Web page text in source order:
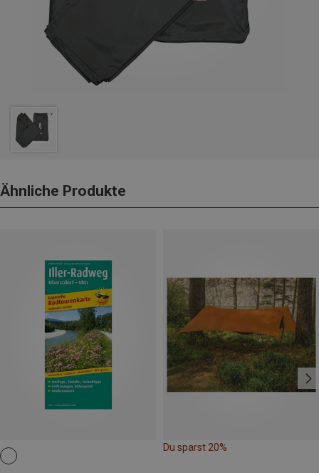
Ähnliche Produkte
Du sparst 20%